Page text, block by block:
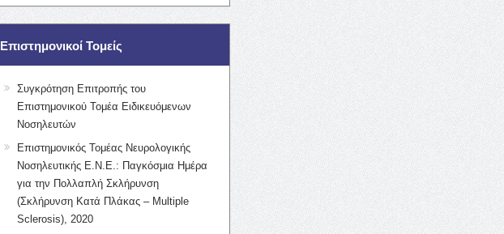
Επιστημονικοί Τομείς
Συγκρότηση Επιτροπής του
Επιστημονικού Τομέα Ειδικευόμενων
Νοσηλευτών
Επιστημονικός Τομέας Νευρολογικής
Νοσηλευτικής Ε.Ν.Ε.: Παγκόσμια Ημέρα
για την Πολλαπλή Σκλήρυνση
(Σκλήρυνση Κατά Πλάκας – Multiple
Sclerosis), 2020